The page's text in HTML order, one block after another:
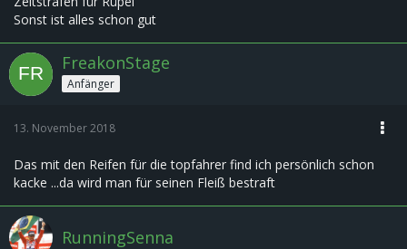
Sonst ist alles schon gut
FreakonStage
Anfänger
13. November 2018
Das mit den Reifen für die topfahrer find ich persönlich schon
kacke ...da wird man für seinen Fleiß bestraft
RunningSenna